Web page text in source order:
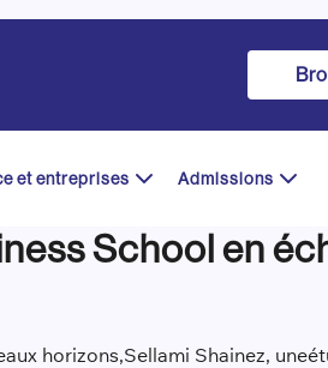
et entreprises Admissions
School en
horizons,Sellami Shainez, une